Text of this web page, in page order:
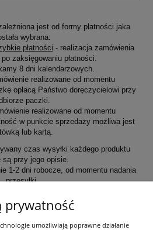
jest od formy płatności jaka
wybrana:
płatności - realizacja zamówienia
zaksięgowaniu płatności.
8 dni kalendarzowych.
realizowane od momentu
opłacą Państwo doręczycielowi przy
paczki.
realizowane od momentu
w punkcie sprzedaży możliwa jest
lub kartą.
czas wysyłki każdego produktu
są przy jego opisie.
1-2 dni robocze, od momentu nadania
przesyłki.
ogólne
prywatność
umożliwiają poprawne działanie